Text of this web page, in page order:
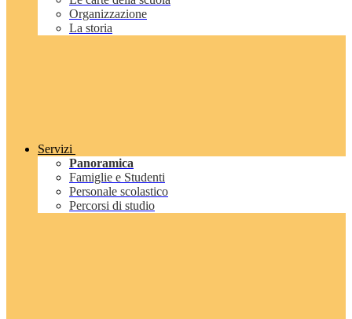
Organizzazione
La storia
Servizi
Panoramica
Famiglie e Studenti
Personale scolastico
Percorsi di studio